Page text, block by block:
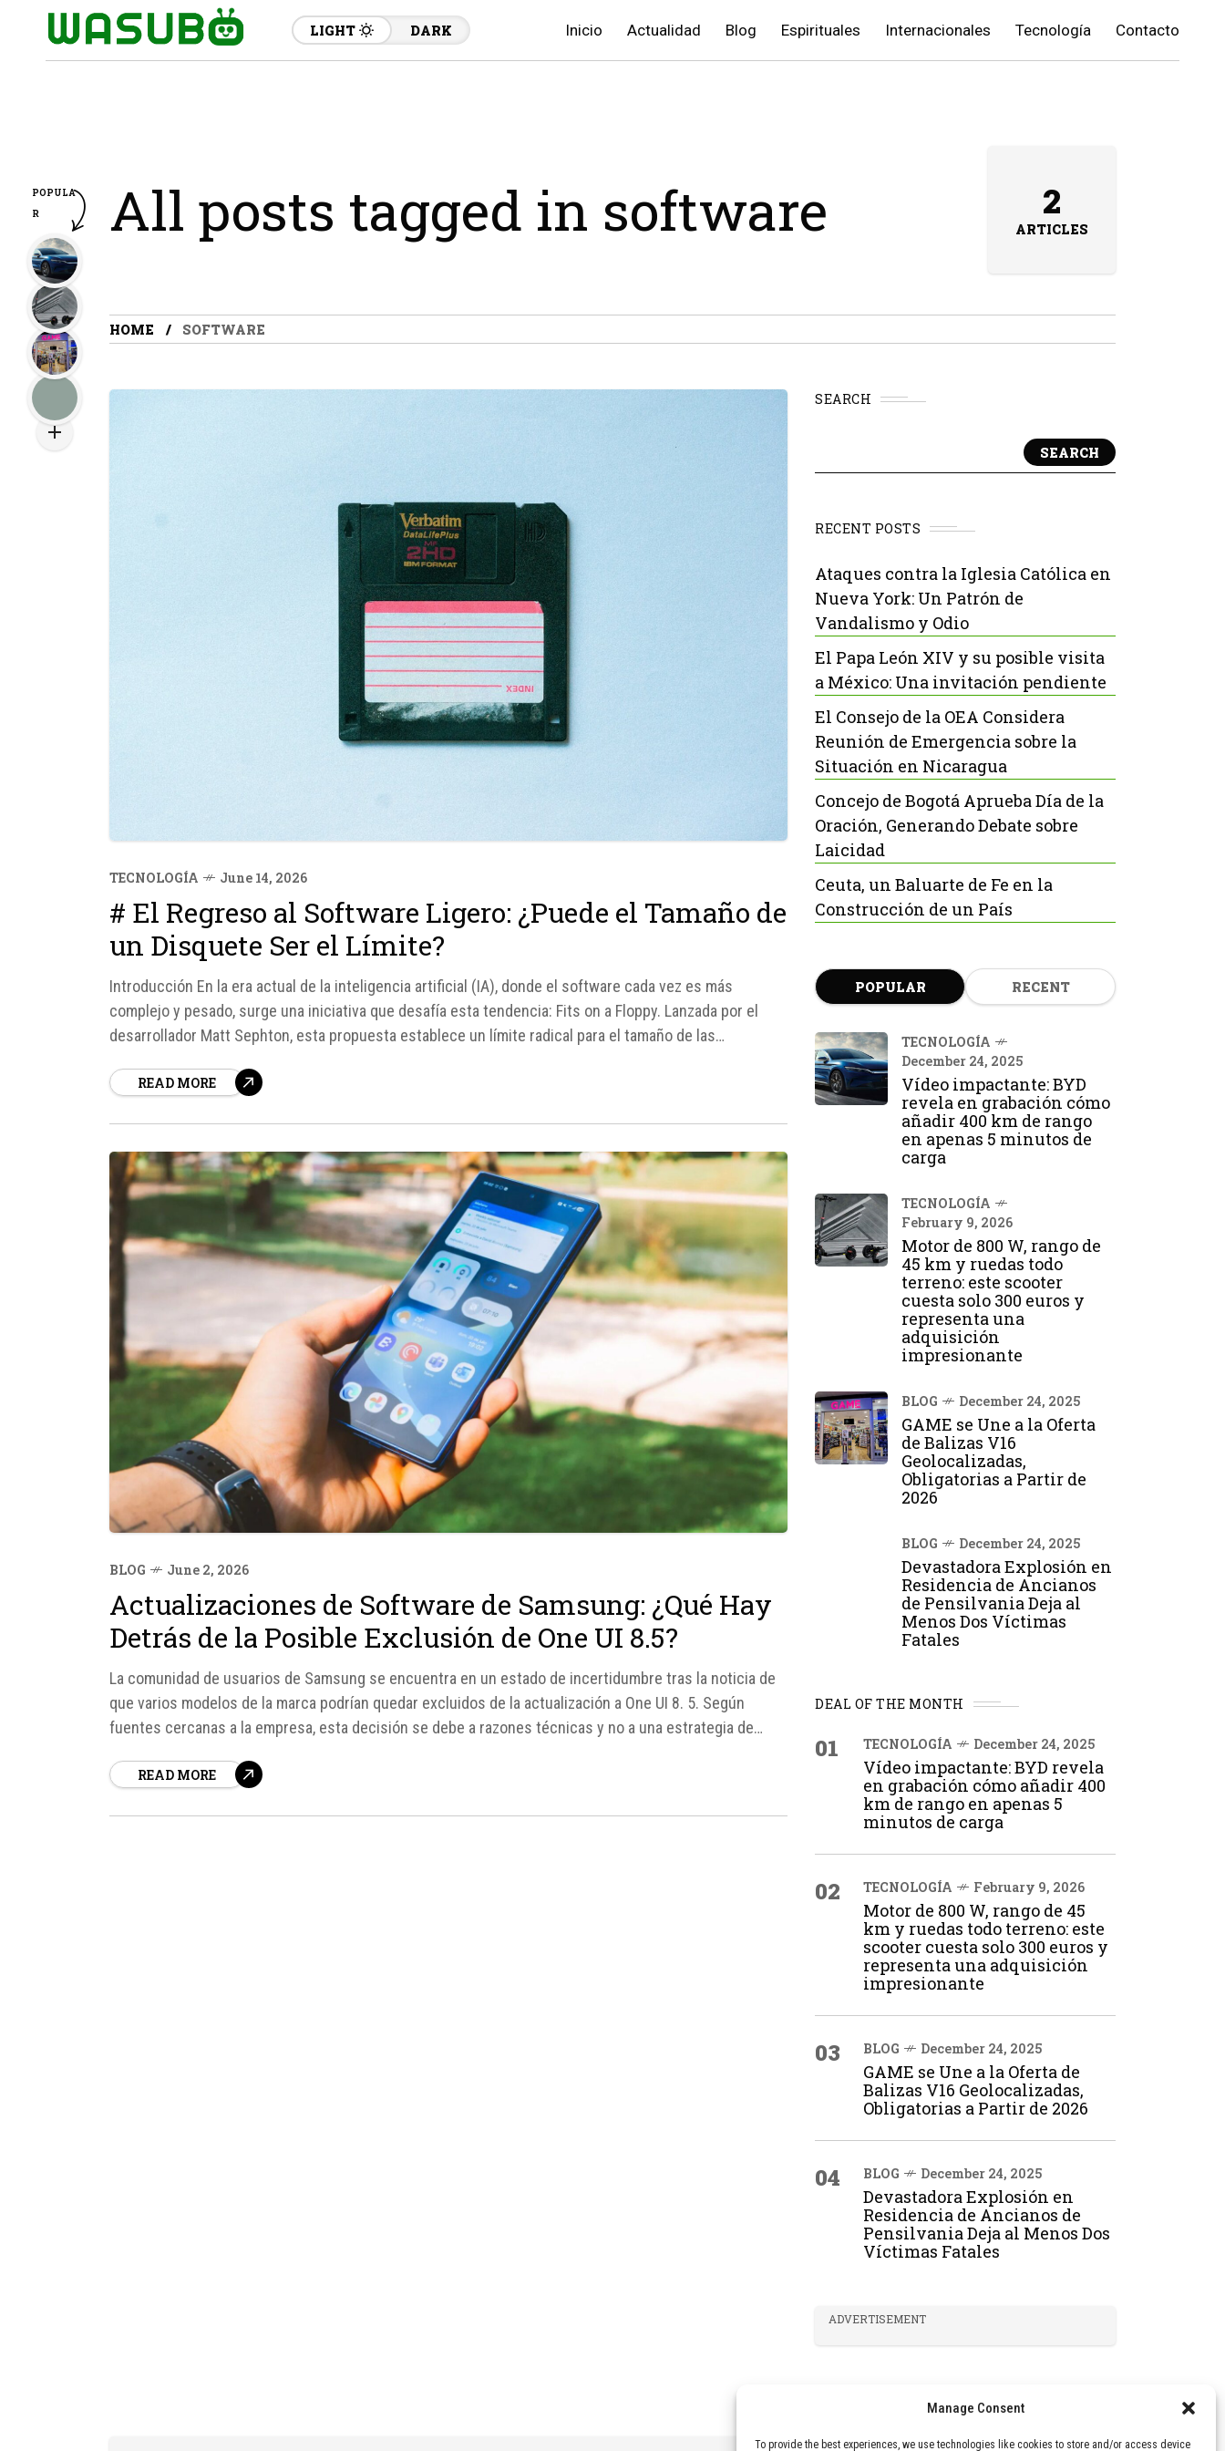
Manage Consent
To provide the best experiences, we use technologies like cookies to store and/or access device
LIGHT DARK Inicio Actualidad Blog Espirituales Internacionales Tecnología Contacto
All posts tagged in software 2
ARTICLES
HOME SOFTWARE
TECNOLOGÍA June 14, 2026
# El Regreso al Software Ligero: ¿Puede el Tamaño de
un Disquete Ser el Límite?
Introducción En la era actual de la inteligencia artificial (IA), donde el software cada vez es más
complejo y pesado, surge una iniciativa que desafía esta tendencia: Fits on a Floppy. Lanzada por el
desarrollador Matt Sephton, esta propuesta establece un límite radical para el tamaño de las
READ MORE
BLOG June 2, 2026
Actualizaciones de Software de Samsung: ¿Qué Hay
Detrás de la Posible Exclusión de One UI 8.5?
La comunidad de usuarios de Samsung se encuentra en un estado de incertidumbre tras la noticia de
que varios modelos de la marca podrían quedar excluidos de la actualización a One UI 8. 5. Según
fuentes cercanas a la empresa, esta decisión se debe a razones técnicas y no a una estrategia de
READ MORE
SEARCH
SEARCH
RECENT POSTS
Ataques contra la Iglesia Católica en
Nueva York: Un Patrón de
Vandalismo y Odio
El Papa León XIV y su posible visita
a México: Una invitación pendiente
El Consejo de la OEA Considera
Reunión de Emergencia sobre la
Situación en Nicaragua
Concejo de Bogotá Aprueba Día de la
Oración, Generando Debate sobre
Laicidad
Ceuta, un Baluarte de Fe en la
Construcción de un País
POPULAR RECENT
TECNOLOGÍA
December 24, 2025
Vídeo impactante: BYD
revela en grabación cómo
añadir 400 km de rango
en apenas 5 minutos de
carga
TECNOLOGÍA
February 9, 2026
Motor de 800 W, rango de
45 km y ruedas todo
terreno: este scooter
cuesta solo 300 euros y
representa una
adquisición
impresionante
BLOG December 24, 2025
GAME se Une a la Oferta
de Balizas V16
Geolocalizadas,
Obligatorias a Partir de
2026
BLOG December 24, 2025
Devastadora Explosión en
Residencia de Ancianos
de Pensilvania Deja al
Menos Dos Víctimas
Fatales
DEAL OF THE MONTH
01 TECNOLOGÍA December 24, 2025
Vídeo impactante: BYD revela
en grabación cómo añadir 400
km de rango en apenas 5
minutos de carga
02 TECNOLOGÍA February 9, 2026
Motor de 800 W, rango de 45
km y ruedas todo terreno: este
scooter cuesta solo 300 euros y
representa una adquisición
impresionante
03 BLOG December 24, 2025
GAME se Une a la Oferta de
Balizas V16 Geolocalizadas,
Obligatorias a Partir de 2026
04 BLOG December 24, 2025
Devastadora Explosión en
Residencia de Ancianos de
Pensilvania Deja al Menos Dos
Víctimas Fatales
ADVERTISEMENT
POPULA
R